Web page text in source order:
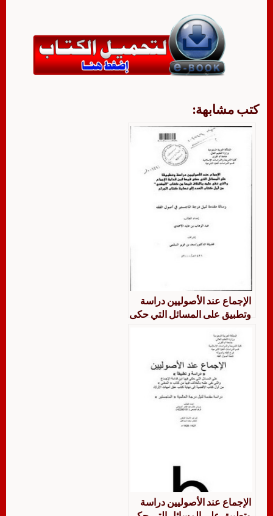
كتب مشابهة:
الإجماع عند الأصوليين دراسة
وتطبيق على المسائل التي حكى
نفى علمه بالخلاف فيها من
كتابه المغني من أول كتاب العدد
إلى نهاية كتاب الجراح
الإجماع عند الأصوليين دراسة